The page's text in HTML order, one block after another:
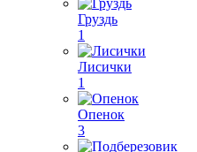
Груздь
1
Лисички
1
Опенок
3